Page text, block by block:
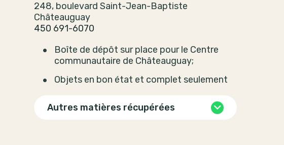
248, boulevard Saint-Jean-Baptiste
Châteauguay
450 691-6070
Boîte de dépôt sur place pour le Centre
communautaire de Châteauguay;
Objets en bon état et complet seulement
Autres matières récupérées